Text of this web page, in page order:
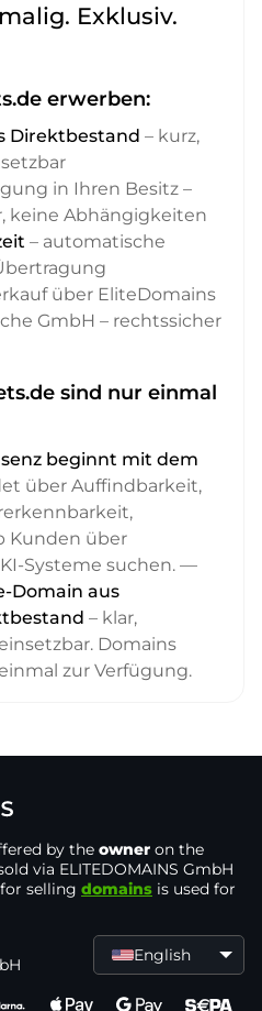
Exklusiv.
erwerben:
Direktbestand – kurz,
in Ihren Besitz –
keine Abhängigkeiten
– automatische
über EliteDomains
GmbH – rechtssicher
sind nur einmal
beginnt mit dem
über Auffindbarkeit,
Kunden über
Systeme suchen. —
Domain aus
– klar,
Domains
zur Verfügung.
by the owner on the
via ELITEDOMAINS GmbH
selling domains is used for
English